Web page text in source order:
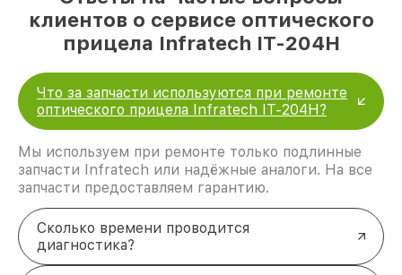
клиентов о сервисе оптического
прицела Infratech IT-204H
Что за запчасти используются при ремонте
оптического прицела Infratech IT-204H?
Мы используем при ремонте только подлинные
запчасти Infratech или надёжные аналоги. На все
запчасти предоставляем гарантию.
Сколько времени проводится
диагностика?